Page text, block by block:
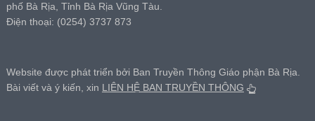
phố Bà Rịa, Tỉnh Bà Rịa Vũng Tàu.
Điện thoại: (0254) 3737 873
Website được phát triển bởi Ban Truyền Thông Giáo phận Bà Rịa.
Bài viết và ý kiến, xin LIÊN HỆ BAN TRUYỀN THÔNG